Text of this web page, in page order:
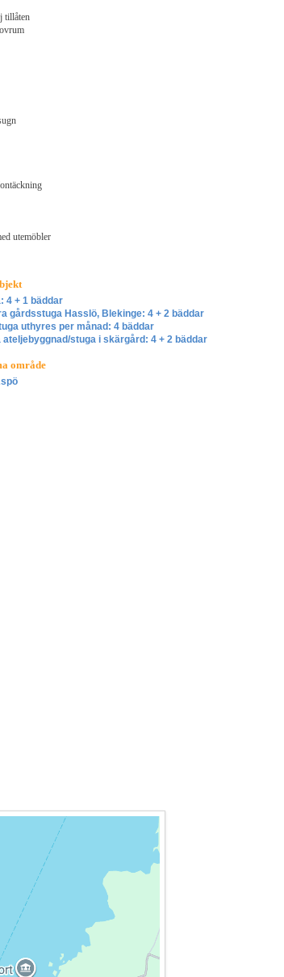
tillåten
utemöbler
4 + 1 bäddar
gårdsstuga Hasslö, Blekinge: 4 + 2 bäddar
uthyres per månad: 4 bäddar
ateljebyggnad/stuga i skärgård: 4 + 2 bäddar
område